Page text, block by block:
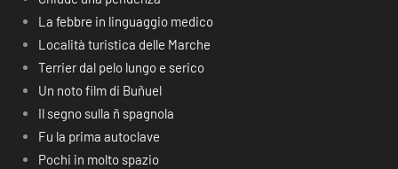
La febbre in linguaggio medico
Località turistica delle Marche
Terrier dal pelo lungo e serico
Un noto film di Buñuel
Il segno sulla ñ spagnola
Fu la prima autoclave
Pochi in molto spazio